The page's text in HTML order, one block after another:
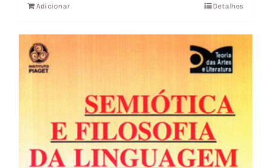
Adicionar Detalhes